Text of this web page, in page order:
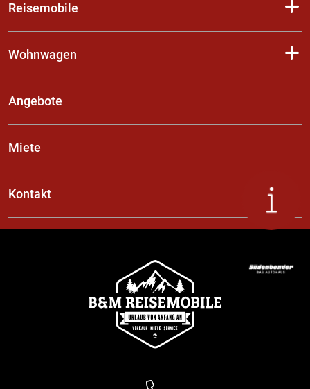
Reisemobile
Wohnwagen
Angebote
Miete
Kontakt